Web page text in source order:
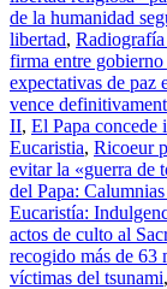
de la humanidad
libertad,
firma entre
expectativas de paz
vence
II, El Papa concede
Eucaristia, Ricoeur
evitar la «guerra de
del Papa:
Eucaristía:
actos de culto al
recogido más de 63
víctimas del tsunami,